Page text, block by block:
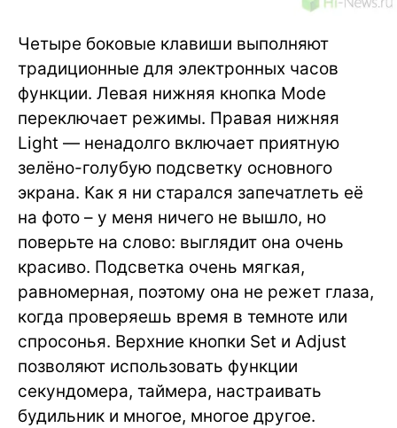
Четыре боковые клавиши выполняют
традиционные для электронных часов
функции. Левая нижняя кнопка Mode
переключает режимы. Правая нижняя
Light — ненадолго включает приятную
зелёно-голубую подсветку основного
экрана. Как я ни старался запечатлеть её
на фото – у меня ничего не вышло, но
поверьте на слово: выглядит она очень
красиво. Подсветка очень мягкая,
равномерная, поэтому она не режет глаза,
когда проверяешь время в темноте или
спросонья. Верхние кнопки Set и Adjust
позволяют использовать функции
секундомера, таймера, настраивать
будильник и многое, многое другое.